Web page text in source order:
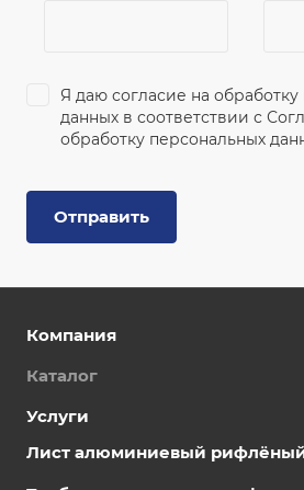
Я даю согласие на
данных в соответствии с
обработку персональных
Отправить
Компания
Каталог
Услуги
Лист алюминиевый